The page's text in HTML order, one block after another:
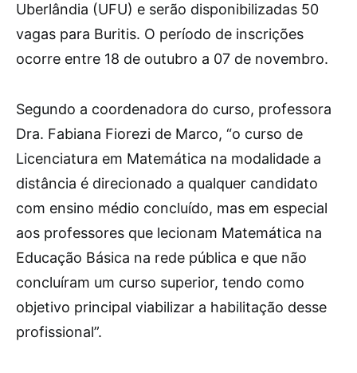
Uberlândia (UFU) e serão disponibilizadas 50
vagas para Buritis. O período de inscrições
ocorre entre 18 de outubro a 07 de novembro.
Segundo a coordenadora do curso, professora
Dra. Fabiana Fiorezi de Marco, “o curso de
Licenciatura em Matemática na modalidade a
distância é direcionado a qualquer candidato
com ensino médio concluído, mas em especial
aos professores que lecionam Matemática na
Educação Básica na rede pública e que não
concluíram um curso superior, tendo como
objetivo principal viabilizar a habilitação desse
profissional”.